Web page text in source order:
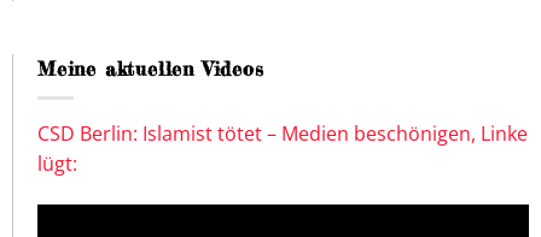
Meine aktuellen Videos
CSD Berlin: Islamist tötet – Medien beschönigen, Linke
lügt: